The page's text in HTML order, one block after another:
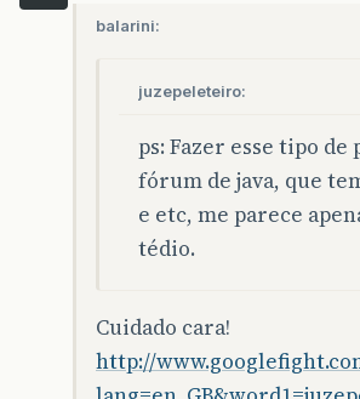
balarini:
juzepeleteiro:
ps: Fazer esse tipo
fórum de java, que
e etc, me parece
tédio.
Cuidado cara!
http://